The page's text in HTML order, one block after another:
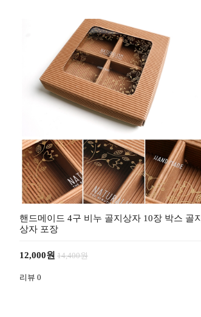
핸드메이드 4구 비누 골지상자 10장 박스 골지
상자 포장
12,000원 14,400원
리뷰 0